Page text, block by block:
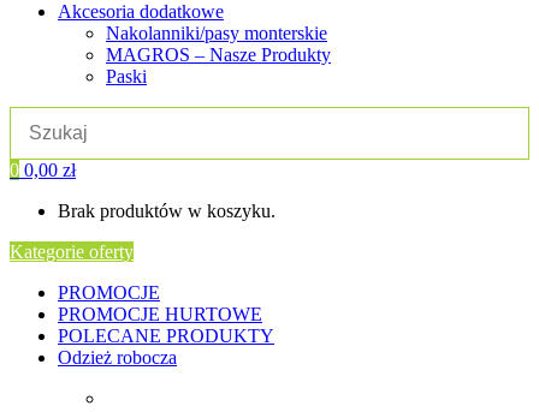
Akcesoria dodatkowe
Nakolanniki/pasy monterskie
MAGROS – Nasze Produkty
Paski
0 0,00 zł
Brak produktów w koszyku.
Kategorie oferty
PROMOCJE
PROMOCJE HURTOWE
POLECANE PRODUKTY
Odzież robocza